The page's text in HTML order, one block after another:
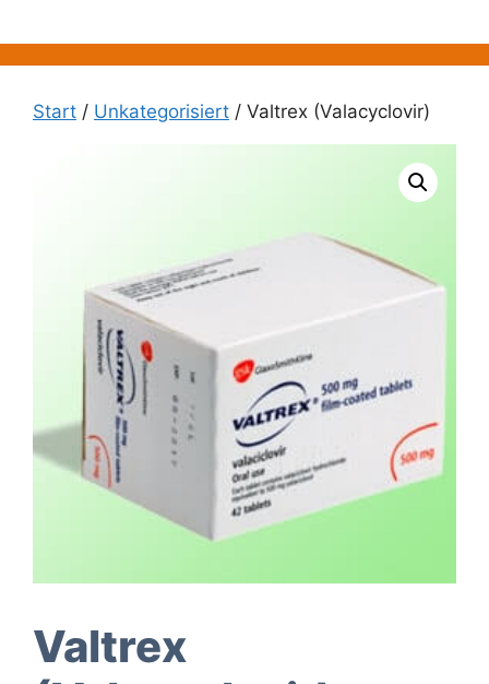
Inhalt
springen
Start / Unkategorisiert / Valtrex (Valacyclovir)
Valtrex